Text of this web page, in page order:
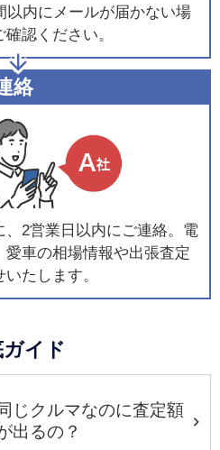
以内にメールが届かない場
確認ください。
絡
2営業日以内にご連絡。電
車の相場情報や出張査定
たします。
イド
じクルマなのに査定額
出るの？